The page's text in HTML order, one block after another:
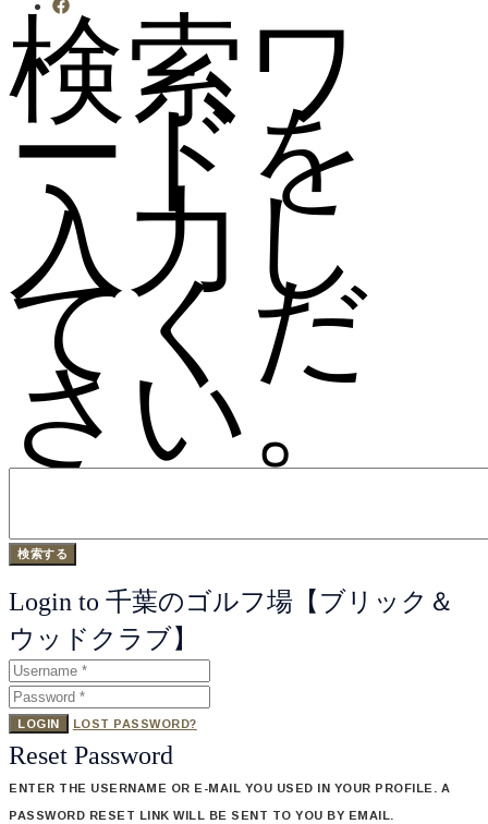
検索ワ
ードを
入力し
てくだ
さい。
Login to 千葉のゴルフ場【ブリック＆
ウッドクラブ】
LOGIN LOST PASSWORD?
Reset Password
ENTER THE USERNAME OR E-MAIL YOU USED IN YOUR PROFILE. A
PASSWORD RESET LINK WILL BE SENT TO YOU BY EMAIL.